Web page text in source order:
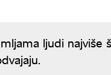
ljudi najviše